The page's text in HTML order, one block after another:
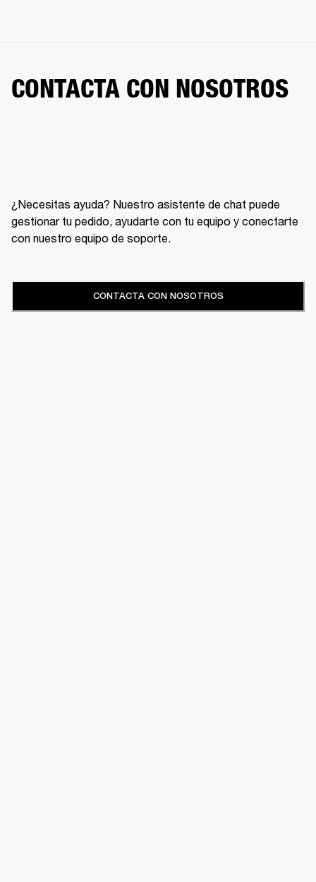
CONTACTA CON NOSOTROS
¿Necesitas ayuda? Nuestro asistente de chat puede
gestionar tu pedido, ayudarte con tu equipo y conectarte
con nuestro equipo de soporte.
CONTACTA CON NOSOTROS